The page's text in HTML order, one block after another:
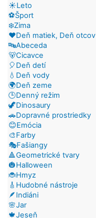
☀️Leto
⚽Šport
❄️Zima
❤️Deň matiek, Deň otcov
🔤Abeceda
🐻Cicavce
🎈Deň detí
💧Deň vody
🌍Deň zeme
🕒Denný režim
🦖Dinosaury
🚗Dopravné prostriedky
😊Emócia
🎨Farby
🎭Fašiangy
🔺Geometrické tvary
🎃Halloween
🐞Hmyz
🎸Hudobné nástroje
🪶Indiáni
🌸Jar
🍁Jeseň